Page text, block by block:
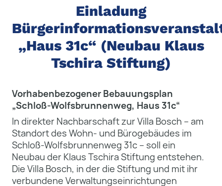
Einladung
„Haus 31c“ (Neubau Klaus
Tschira Stiftung)
Vorhabenbezogener Bebauungsplan
„Schloß-Wolfsbrunnenweg, Haus 31c“
In direkter Nachbarschaft zur Villa Bosch – am
Standort des Wohn- und Bürogebäudes im
Schloß-Wolfsbrunnenweg 31c – soll ein
Neubau der Klaus Tschira Stiftung entstehen.
Die Villa Bosch, in der die Stiftung und mit ihr
verbundene Verwaltungseinrichtungen